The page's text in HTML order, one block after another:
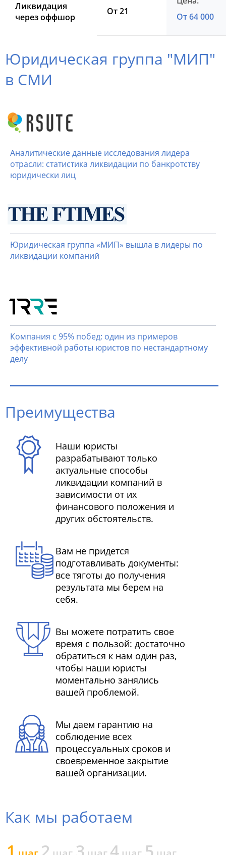
Ликвидация
через оффшор
От 21 От 64 000
Юридическая группа "МИП"
в СМИ
Аналитические данные исследования лидера
отрасли: статистика ликвидации по банкротству
юридически лиц
Юридическая группа «МИП» вышла в лидеры по
ликвидации компаний
Компания с 95% побед: один из примеров
эффективной работы юристов по нестандартному
делу
Преимущества
Наши юристы
разрабатывают только
актуальные способы
ликвидации компаний в
зависимости от их
финансового положения и
других обстоятельств.
Вам не придется
подготавливать документы:
все тяготы до получения
результата мы берем на
себя.
Вы можете потратить свое
время с пользой: достаточно
обратиться к нам один раз,
чтобы наши юристы
моментально занялись
вашей проблемой.
Мы даем гарантию на
соблюдение всех
процессуальных сроков и
своевременное закрытие
вашей организации.
Как мы работаем
1 2 3 4 5